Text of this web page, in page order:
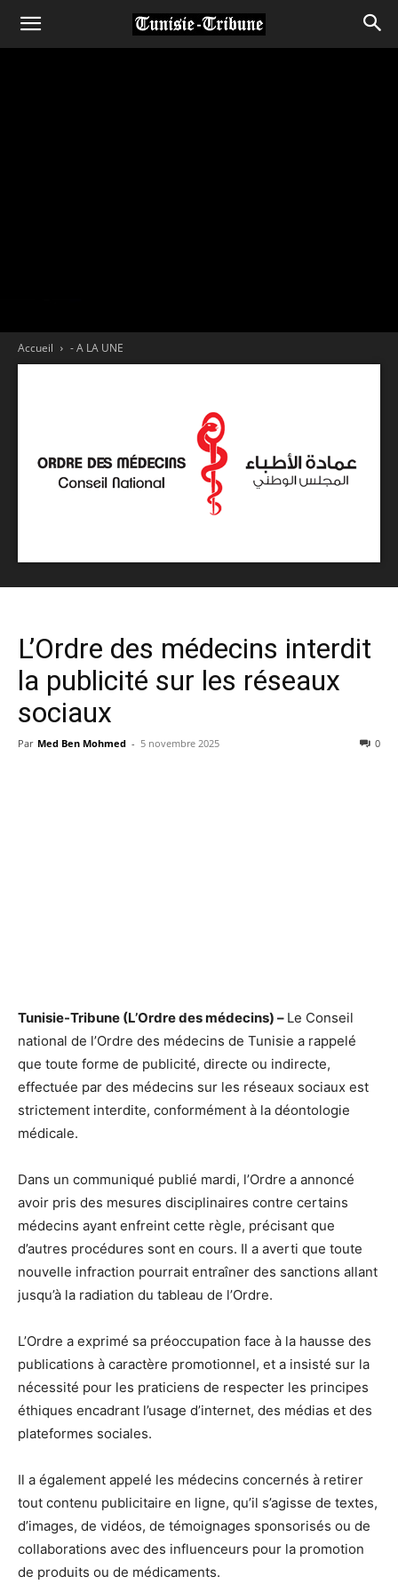
Accueil - A LA UNE
L’Ordre des médecins interdit
la publicité sur les réseaux
sociaux
Par Med Ben Mohmed - 5 novembre 2025 0
Tunisie-Tribune (L’Ordre des médecins) – Le Conseil
national de l’Ordre des médecins de Tunisie a rappelé
que toute forme de publicité, directe ou indirecte,
effectuée par des médecins sur les réseaux sociaux est
strictement interdite, conformément à la déontologie
médicale.
Dans un communiqué publié mardi, l’Ordre a annoncé
avoir pris des mesures disciplinaires contre certains
médecins ayant enfreint cette règle, précisant que
d’autres procédures sont en cours. Il a averti que toute
nouvelle infraction pourrait entraîner des sanctions allant
jusqu’à la radiation du tableau de l’Ordre.
L’Ordre a exprimé sa préoccupation face à la hausse des
publications à caractère promotionnel, et a insisté sur la
nécessité pour les praticiens de respecter les principes
éthiques encadrant l’usage d’internet, des médias et des
plateformes sociales.
Il a également appelé les médecins concernés à retirer
tout contenu publicitaire en ligne, qu’il s’agisse de textes,
d’images, de vidéos, de témoignages sponsorisés ou de
collaborations avec des influenceurs pour la promotion
de produits ou de médicaments.